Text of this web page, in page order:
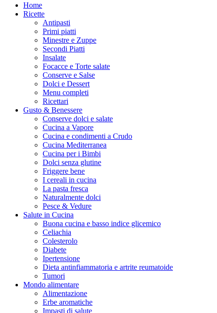
Home
Ricette
Antipasti
Primi piatti
Minestre e Zuppe
Secondi Piatti
Insalate
Focacce e Torte salate
Conserve e Salse
Dolci e Dessert
Menu completi
Ricettari
Gusto & Benessere
Conserve dolci e salate
Cucina a Vapore
Cucina e condimenti a Crudo
Cucina Mediterranea
Cucina per i Bimbi
Dolci senza glutine
Friggere bene
I cereali in cucina
La pasta fresca
Naturalmente dolci
Pesce & Vedure
Salute in Cucina
Buona cucina e basso indice glicemico
Celiachia
Colesterolo
Diabete
Ipertensione
Dieta antinfiammatoria e artrite reumatoide
Tumori
Mondo alimentare
Alimentazione
Erbe aromatiche
Impasti di salute